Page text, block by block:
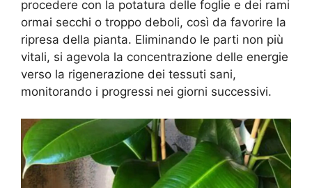
procedere con la potatura delle foglie e dei rami
ormai secchi o troppo deboli, così da favorire la
ripresa della pianta. Eliminando le parti non più
vitali, si agevola la concentrazione delle energie
verso la rigenerazione dei tessuti sani,
monitorando i progressi nei giorni successivi.